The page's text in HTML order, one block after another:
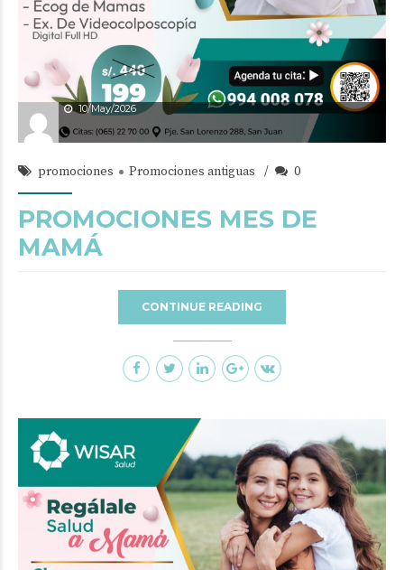
10/May/2026
promociones Promociones antiguas 0
PROMOCIONES MES DE
MAMÁ
CONTINUE READING